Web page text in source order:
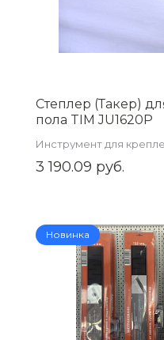
Степлер (Такер)
пола TIM JU1620P
Инструмент для
отопления
3 190.09 руб.
Новинка